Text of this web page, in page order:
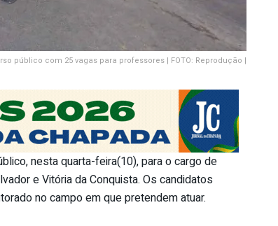
público com 25 vagas para professores | FOTO: Reprodução |
nesta quarta-feira(10), para o cargo de
e Vitória da Conquista. Os candidatos
no campo em que pretendem atuar.